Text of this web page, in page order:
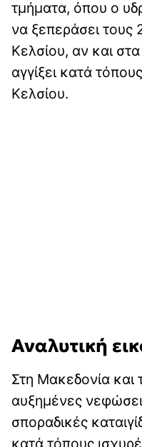
τμήματα, όπου ο
να ξεπεράσει
Κελσίου, αν και
αγγίξει κατά
Κελσίου.
Αναλυτική
Στη Μακεδονία και
αυξημένες
σποραδικές
κατά τόπους